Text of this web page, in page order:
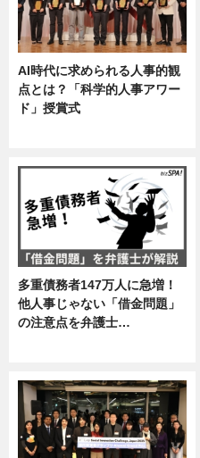
AI時代に求められる人事的観
点とは？「科学的人事アワー
ド」授賞式
多重債務者147万人に急増！
他人事じゃない「借金問題」
の注意点を弁護士…